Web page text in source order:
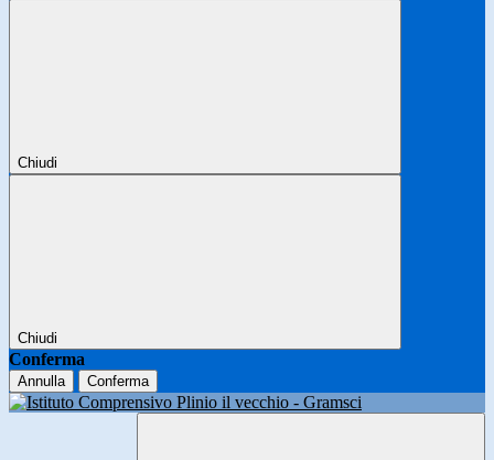
Chiudi
Chiudi
Conferma
Annulla Conferma